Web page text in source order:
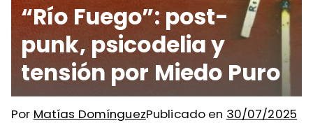
“Río Fuego”: post-
punk, psicodelia y
tensión por Miedo Puro
Por Matías DomínguezPublicado en 30/07/2025